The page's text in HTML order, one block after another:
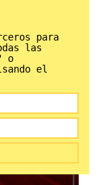
para
las
o
el